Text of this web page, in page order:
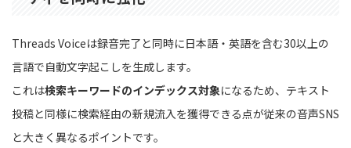
Threads Voiceは録音完了と同時に日本語・英語を含む30以上の
言語で自動文字起こしを生成します。
これは検索キーワードのインデックス対象になるため、テキスト
投稿と同様に検索経由の新規流入を獲得できる点が従来の音声SNS
と大きく異なるポイントです。